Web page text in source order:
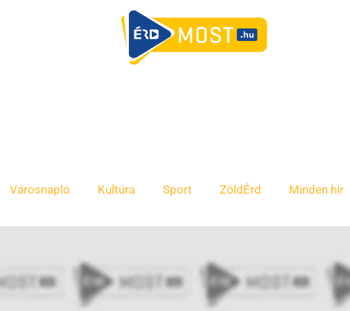
Városnapló Kultúra Sport ZöldÉrd Minden hír